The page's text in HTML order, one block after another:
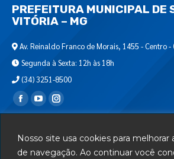
Nosso site usa cookies para melhorar
de navegação. Ao continuar você
PREFEITURA MUNICIPAL DE
VITÓRIA – MG
Av. Reinaldo Franco de Morais, 1455 - Centro -
Segunda à Sexta: 12h às 18h
(34) 3251-8500
Encontre-nos em:
Departamento de T.I.